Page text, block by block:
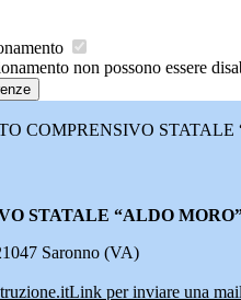
non possono essere
COMPRENSIVO STATALE
STATALE “ALDO
Saronno (VA)
Link per inviare una mail